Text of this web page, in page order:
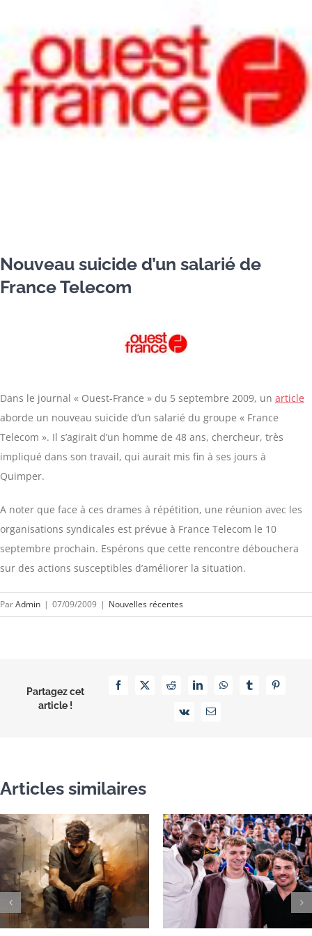
Nouveau suicide d’un salarié de
France Telecom
Dans le journal « Ouest-France » du 5 septembre 2009, un article
aborde un nouveau suicide d’un salarié du groupe « France
Telecom ». Il s’agirait d’un homme de 48 ans, chercheur, très
impliqué dans son travail, qui aurait mis fin à ses jours à
Quimper.
A noter que face à ces drames à répétition, une réunion avec les
organisations syndicales est prévue à France Telecom le 10
septembre prochain. Espérons que cette rencontre débouchera
sur des actions susceptibles d’améliorer la situation.
ParAdmin | 07/09/2009 | Nouvelles récentes
Partagez cet
article !
Facebook
X RedditLinkedInWhatsAppTumblrPinterest
Vk Email
Articles similaires